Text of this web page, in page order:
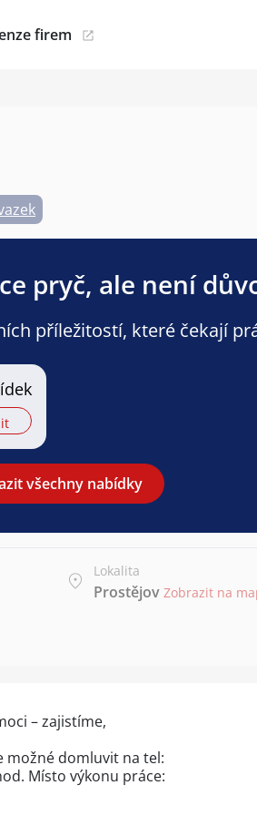
firem
pryč, ale není
příležitostí, které čekají
všechny nabídky
Lokalita
Prostějov Zobrazit na
– zajistíme,
možné domluvit na tel:
Místo výkonu práce: